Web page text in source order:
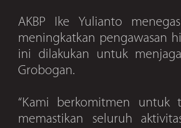
AKBP Ike Yulianto
meningkatkan pengawasan
ini dilakukan untuk
Grobogan.
“Kami berkomitmen untuk
memastikan seluruh